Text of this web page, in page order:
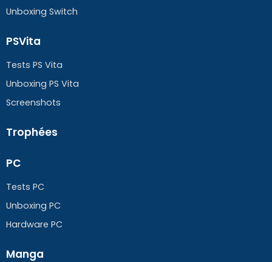
Unboxing Switch
PSVita
Tests PS Vita
Unboxing PS Vita
Screenshots
Trophées
PC
Tests PC
Unboxing PC
Hardware PC
Manga